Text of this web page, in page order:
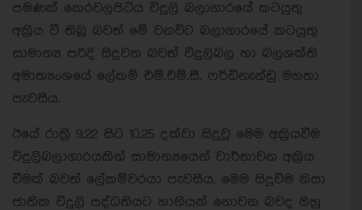
පමණක් කෙරවලපිටිය විදුලි බලාගාරයේ කටයුතු
අක්‍රිය වී තිබූ බවත් මේ වනවිට බලාගාරයේ කටයුතු
සාමාන්‍ය පරිදි සිදුවන බවත් විදුලිබල හා බලශක්ති
අමාත්‍යංශයේ ලේකම් එම්.එම්.සී. ෆර්ඩිනැන්ඩු මහතා
පැවසීය.
ඊයේ රාත්‍රී 9.22 සිට 10.25 දක්වා සිදුවූ මෙම අක්‍රියවීම
විදුලිබලාගාරයකින් සාමාන්‍යයෙන් වාර්තාවන අක්‍රිය
වීමක් බවත් ලේකම්වරයා පැවසීය. මෙම සිදුවීම නිසා
ජාතික විදුලි පද්ධතියට හානියක් නොවන බවද ඔහු